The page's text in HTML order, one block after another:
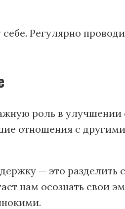
Регулярно
роль в
отношения с
— это
нам осознать